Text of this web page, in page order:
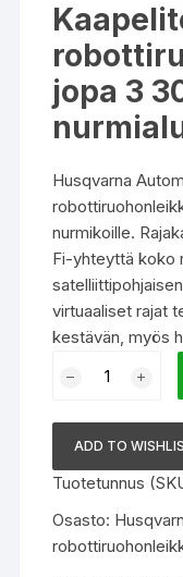
jopa 3
Husqvarna
nurmikoille.
Fi-yhteyttä koko
virtuaaliset rajat
kestävän, myös
9708198‑21
määrä
ADD TO
Tuotetunnus
Osasto: